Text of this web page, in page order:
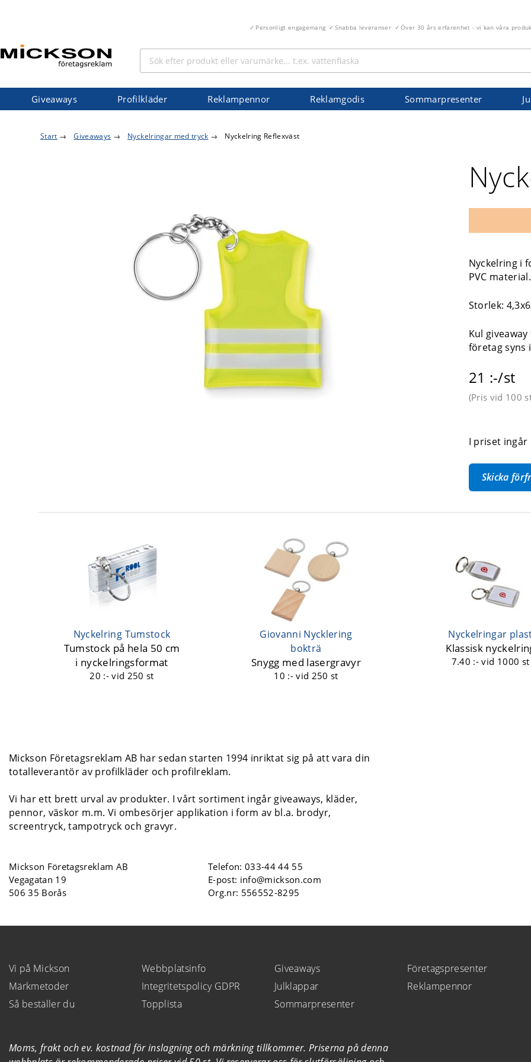
Personligt engagemang Snabba leveranser Över 30 års erfarenhet - vi kan våra
Giveaways Profilkläder Reklampennor Reklamgodis Sommarpresenter
Start → Giveaways → Nyckelringar med tryck → Nyckelring Reflexväst
Nyckelring i
PVC material.
Storlek:
Kul
företag syns
21 :-/st
(Pris vid 100
I priset
Skicka
Nyckelring Tumstock
Tumstock på hela 50 cm
i nyckelringsformat
20 :-vid 250 st
Giovanni Nycklering
bokträ
Snygg med lasergravyr
10 :-vid 250 st
Nyckelringar
Klassisk
7.40 :-vid 1000 st
Mickson Företagsreklam AB har sedan starten 1994 inriktat sig på att vara din
totalleverantör av profilkläder och profilreklam.
Vi har ett brett urval av produkter. I vårt sortiment ingår giveaways, kläder,
pennor, väskor m.m. Vi ombesörjer applikation i form av bl.a. brodyr,
screentryck, tampotryck och gravyr.
Mickson Företagsreklam AB
Vegagatan 19
506 35 Borås
Telefon:033-44 44 55
E-post: info@mickson.com
Org.nr: 556552-8295
Vi på Mickson
Märkmetoder
Så beställer du
Webbplatsinfo
Integritetspolicy GDPR
Topplista
Giveaways
Julklappar
Sommarpresenter
Företagspresenter
Reklampennor
Moms, frakt och ev. kostnad för inslagning och märkning tillkommer. Priserna på denna